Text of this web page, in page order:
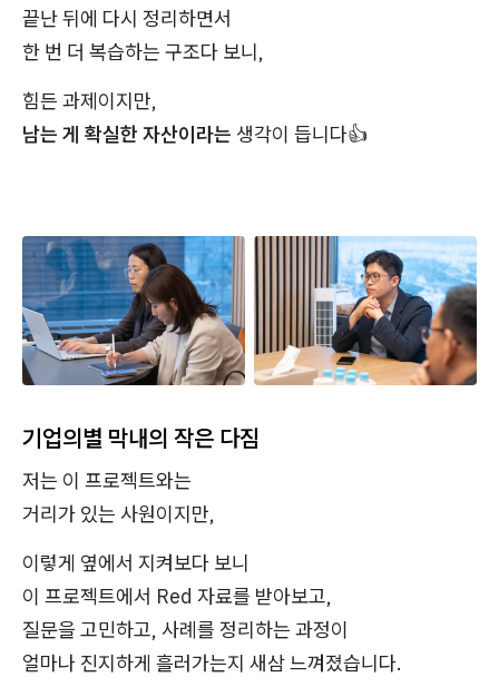
끝난 뒤에 다시 정리하면서
한 번 더 복습하는 구조다 보니,
힘든 과제이지만,
남는 게 확실한 자산이라는 생각이 듭니다👍
기업의별 막내의 작은 다짐
저는 이 프로젝트와는
거리가 있는 사원이지만,
이렇게 옆에서 지켜보다 보니
이 프로젝트에서 Red 자료를 받아보고,
질문을 고민하고, 사례를 정리하는 과정이
얼마나 진지하게 흘러가는지 새삼 느껴졌습니다.